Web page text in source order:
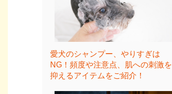
愛犬のシャンプー、やりすぎは
NG！頻度や注意点、肌への刺激を
抑えるアイテムをご紹介！